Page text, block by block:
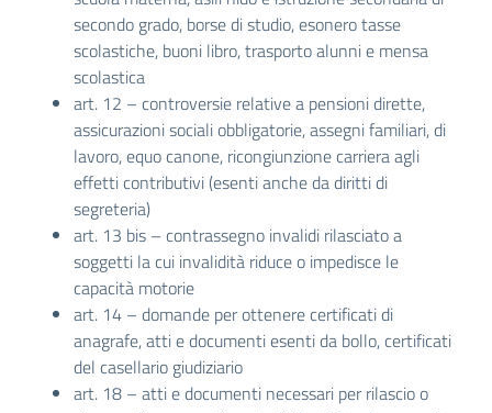
secondo grado, borse di studio, esonero tasse
scolastiche, buoni libro, trasporto alunni e mensa
scolastica
art. 12 – controversie relative a pensioni dirette,
assicurazioni sociali obbligatorie, assegni familiari, di
lavoro, equo canone, ricongiunzione carriera agli
effetti contributivi (esenti anche da diritti di
segreteria)
art. 13 bis – contrassegno invalidi rilasciato a
soggetti la cui invalidità riduce o impedisce le
capacità motorie
art. 14 – domande per ottenere certificati di
anagrafe, atti e documenti esenti da bollo, certificati
del casellario giudiziario
art. 18 – atti e documenti necessari per rilascio o